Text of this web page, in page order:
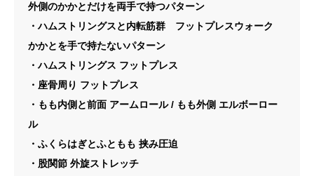
外側のかかとだけを両手で持つパターン
・ハムストリングスと内転筋群 フットプレスウォーク
かかとを手で持たないパターン
・ハムストリングス フットプレス
・座骨周り フットプレス
・もも内側と前面 アームロール / もも外側 エルボーロー
ル
・ふくらはぎとふともも 挟み圧迫
・股関節 外旋ストレッチ